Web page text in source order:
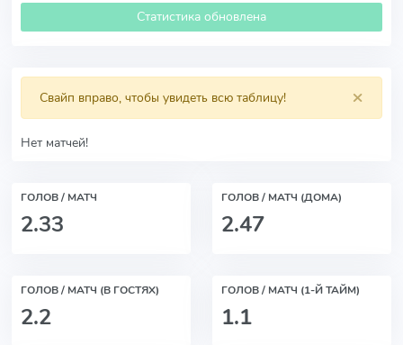
Статистика обновлена
×
Свайп вправо, чтобы увидеть всю таблицу!
Нет матчей!
ГОЛОВ / МАТЧ
2.33
ГОЛОВ / МАТЧ (ДОМА)
2.47
ГОЛОВ / МАТЧ (В ГОСТЯХ)
2.2
ГОЛОВ / МАТЧ (1-Й ТАЙМ)
1.1